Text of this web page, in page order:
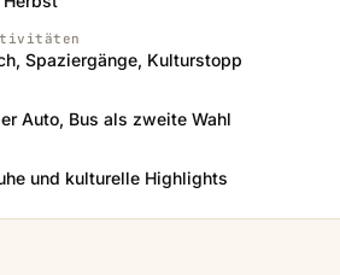
Spaziergänge, Kulturstopp
Auto, Bus als zweite Wahl
und kulturelle Highlights